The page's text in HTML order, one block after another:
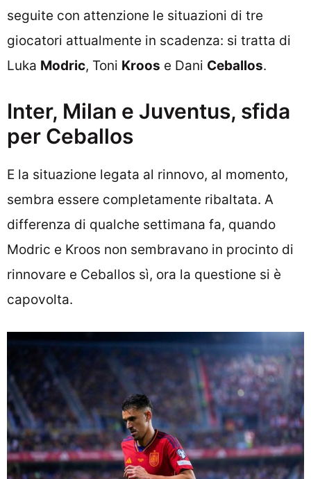
seguite con attenzione le situazioni di tre
giocatori attualmente in scadenza: si tratta di
Luka Modric, Toni Kroos e Dani Ceballos.
Inter, Milan e Juventus, sfida
per Ceballos
E la situazione legata al rinnovo, al momento,
sembra essere completamente ribaltata. A
differenza di qualche settimana fa, quando
Modric e Kroos non sembravano in procinto di
rinnovare e Ceballos sì, ora la questione si è
capovolta.